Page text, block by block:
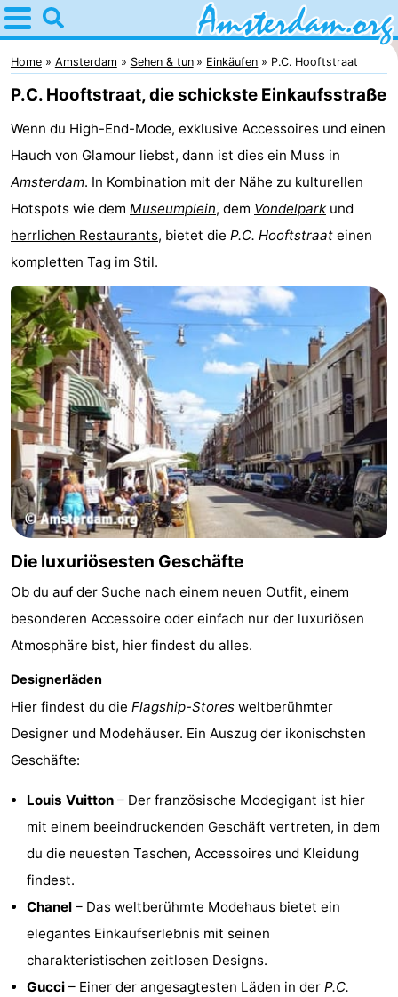
Home
Amsterdam
Interessante
Ausflüge
Für
Kindern
Für
Junge
Erwachsene
Kostenlos
Übernachten
Appartements
Campingplätze
Ferienhäuser
-
Het
Amsterdamse
Bos
Spaarnwoude
Hotels
Zimmer
Frühstück)
Museen
Sehen
&
-
Denkmäler
Kirchen
Aussichtspunkte
Attraktionen
Rundfahrten
-
Home Amsterdam Sehen & tun Einkäufen P.C. Hooftstraat
P.C. Hooftstraat, die schickste Einkaufsstraße
Wenn du High-End-Mode, exklusive Accessoires und einen
Hauch von Glamour liebst, dann ist dies ein Muss in
Amsterdam. In Kombination mit der Nähe zu kulturellen
Hotspots wie dem Museumplein, dem Vondelpark und
herrlichen Restaurants, bietet die P.C. Hooftstraat einen
kompletten Tag im Stil.
Die luxuriösesten Geschäfte
Ob du auf der Suche nach einem neuen Outfit, einem
besonderen Accessoire oder einfach nur der luxuriösen
Atmosphäre bist, hier findest du alles.
Designerläden
Hier findest du die Flagship-Stores weltberühmter
Designer und Modehäuser. Ein Auszug der ikonischsten
Geschäfte:
Louis Vuitton – Der französische Modegigant ist hier
mit einem beeindruckenden Geschäft vertreten, in dem
du die neuesten Taschen, Accessoires und Kleidung
findest.
Chanel – Das weltberühmte Modehaus bietet ein
elegantes Einkaufserlebnis mit seinen
charakteristischen zeitlosen Designs.
Gucci – Einer der angesagtesten Läden in der P.C.